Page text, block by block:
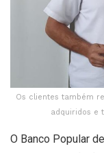
Os clientes também
adquiridos e
O Banco Popular